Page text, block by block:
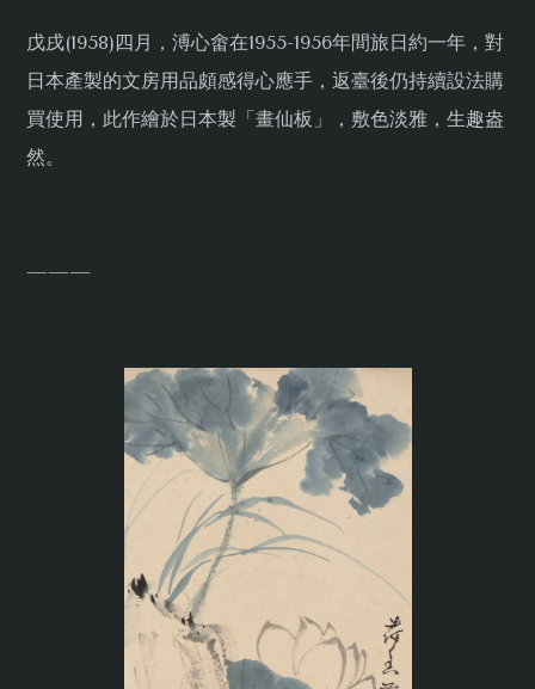
戊戌(1958)四月，溥心畬在1955-1956年間旅日約一年，對
日本產製的文房用品頗感得心應手，返臺後仍持續設法購
買使用，此作繪於日本製「畫仙板」，敷色淡雅，生趣盎
然。
———